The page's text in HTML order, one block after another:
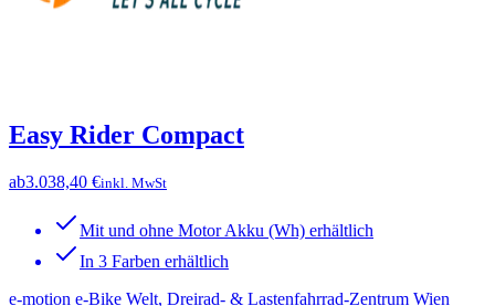
Easy Rider Compact
ab3.038,40 €inkl. MwSt
Mit und ohne Motor Akku (Wh) erhältlich
In 3 Farben erhältlich
e-motion e-Bike Welt, Dreirad- & Lastenfahrrad-Zentrum Wien